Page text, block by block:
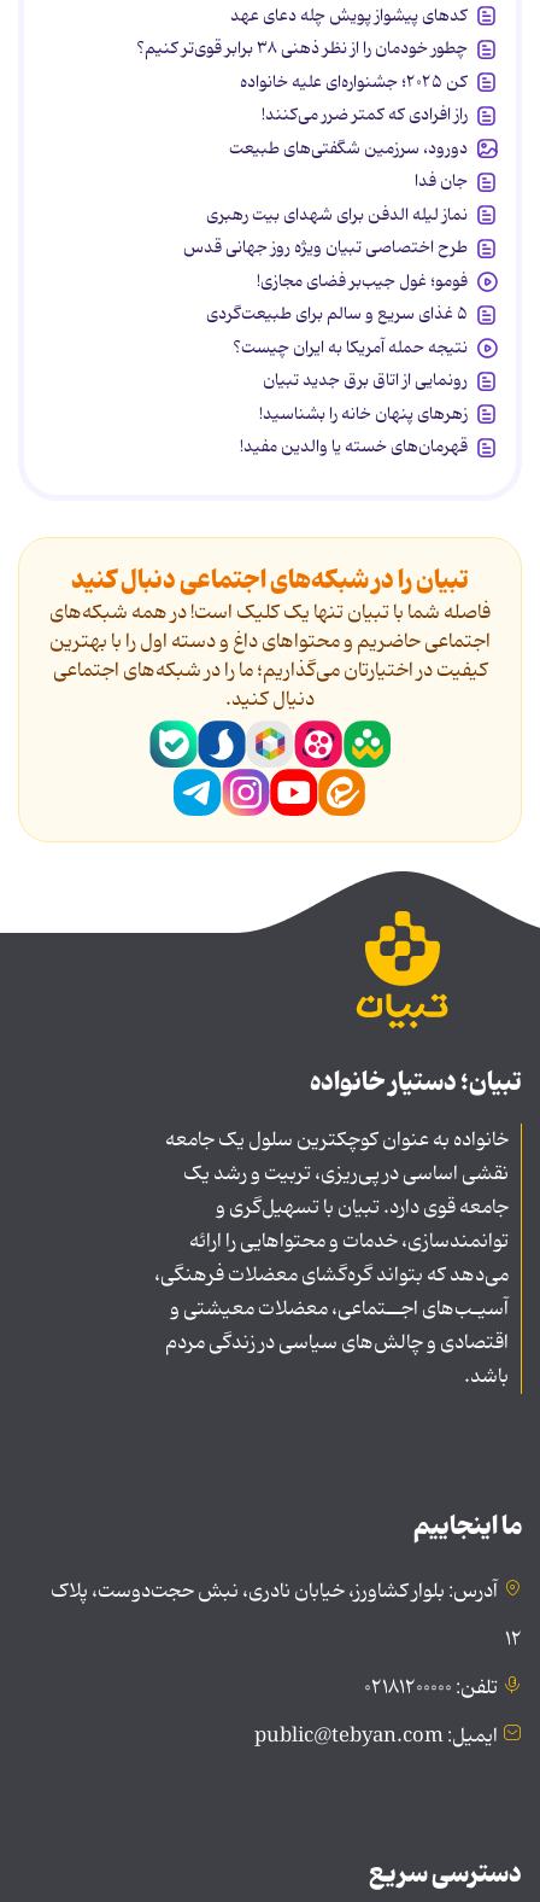
کدهای پیشواز پویش چله دعای عهد
چطور خودمان را از نظر ذهنی ۳۸ برابر قوی‌تر کنیم؟
کن ۲۰۲۵؛ جشنواره‌ای علیه خانواده
راز افرادی که کمتر ضرر می‌کنند!
دورود، سرزمین شگفتی‌های طبیعت
جان فدا
نماز لیله الدفن برای شهدای بیت رهبری
طرح اختصاصی تبیان ویژه روز جهانی قدس
فومو؛ غول جیب‌بر فضای مجازی!
۵ غذای سریع و سالم برای طبیعت‌گردی
نتیجه حمله آمریکا به ایران چیست؟
رونمایی از اتاق برق جدید تبیان
زهرهای پنهان خانه را بشناسید!
قهرمان‌های خسته یا والدین مفید!
تبیان را در شبکه‌های اجتماعی دنبال کنید
فاصله شما با تبیان تنها یک کلیک است! در همه شبکه‌های
اجتماعی حاضریم و محتواهای داغ و دسته اول را با بهترین
کیفیت در اختیارتان می‌گذاریم؛ ما را در شبکه‌های اجتماعی
دنیال کنید.
تبیان؛ دستیار خانواده
خانواده به عنوان کوچکترین سلول یک جامعه
نقشی اساسی در پی‌ریزی، تربیت و رشد یک
جامعه قوی دارد. تبیان با تسهیل‌گری و
توانمندسازی، خدمات و محتواهایی را ارائه
می‌دهد که بتواند گره‌گشای معضلات فرهنگی،
آسیـب‌های اجــتماعی، معضلات معیشتی و
اقتصادی و چالش‌های سیاسی در زندگی مردم
باشد.
ما اینجاییم
آدرس: بلوار کشاورز، خیابان نادری، نبش حجت‌دوست، پلاک
۱۲
تلفن: ۰۲۱۸۱۲۰۰۰۰۰
ایمیل: public@tebyan.com
دسترسی سریع